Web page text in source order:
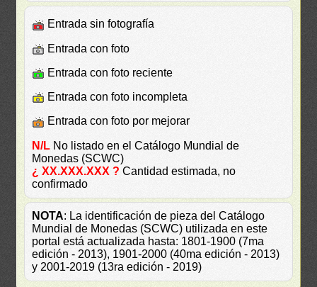
Entrada sin fotografía
Entrada con foto
Entrada con foto reciente
Entrada con foto incompleta
Entrada con foto por mejorar
N/L No listado en el Catálogo Mundial de
Monedas (SCWC)
¿ XX.XXX.XXX ? Cantidad estimada, no
confirmado
NOTA: La identificación de pieza del Catálogo
Mundial de Monedas (SCWC) utilizada en este
portal está actualizada hasta: 1801-1900 (7ma
edición - 2013), 1901-2000 (40ma edición - 2013)
y 2001-2019 (13ra edición - 2019)